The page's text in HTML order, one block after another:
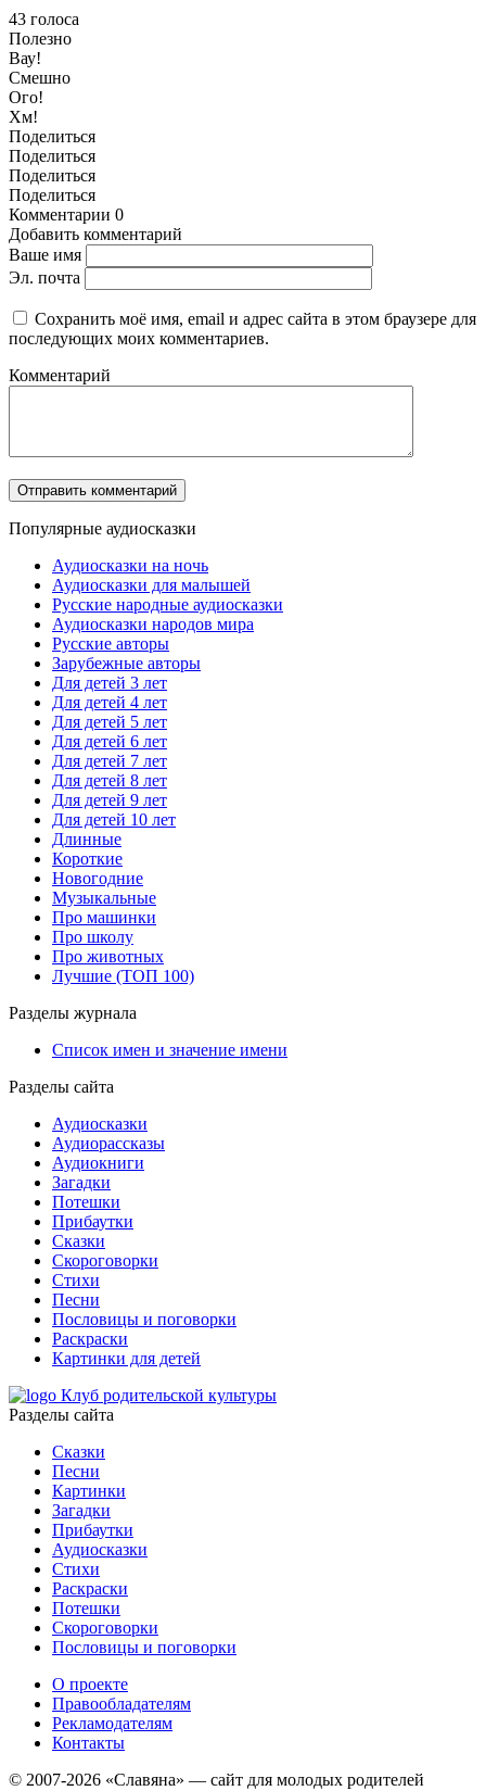
43 голоса
Полезно
Вау!
Смешно
Ого!
Хм!
Поделиться
Поделиться
Поделиться
Поделиться
Комментарии 0
Добавить комментарий
Ваше имя
Эл. почта
Сохранить моё имя, email и адрес сайта в этом браузере для
последующих моих комментариев.
Комментарий
Популярные аудиосказки
Аудиосказки на ночь
Аудиосказки для малышей
Русские народные аудиосказки
Аудиосказки народов мира
Русские авторы
Зарубежные авторы
Для детей 3 лет
Для детей 4 лет
Для детей 5 лет
Для детей 6 лет
Для детей 7 лет
Для детей 8 лет
Для детей 9 лет
Для детей 10 лет
Длинные
Короткие
Новогодние
Музыкальные
Про машинки
Про школу
Про животных
Лучшие (ТОП 100)
Разделы журнала
Список имен и значение имени
Разделы сайта
Аудиосказки
Аудиорассказы
Аудиокниги
Загадки
Потешки
Прибаутки
Сказки
Скороговорки
Стихи
Песни
Пословицы и поговорки
Раскраски
Картинки для детей
Клуб родительской культуры
Разделы сайта
Сказки
Песни
Картинки
Загадки
Прибаутки
Аудиосказки
Стихи
Раскраски
Потешки
Скороговорки
Пословицы и поговорки
О проекте
Правообладателям
Рекламодателям
Контакты
© 2007-2026 «Славяна» — сайт для молодых родителей